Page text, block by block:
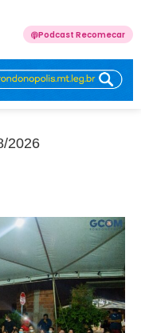
Podcast Recomecar
2026